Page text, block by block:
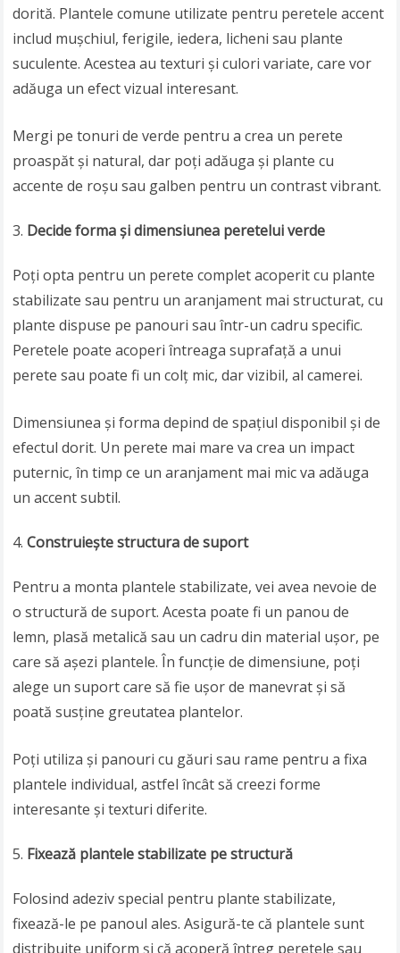
dorită. Plantele comune utilizate pentru peretele accent
includ mușchiul, ferigile, iedera, licheni sau plante
suculente. Acestea au texturi și culori variate, care vor
adăuga un efect vizual interesant.
Mergi pe tonuri de verde pentru a crea un perete
proaspăt și natural, dar poți adăuga și plante cu
accente de roșu sau galben pentru un contrast vibrant.
Decide forma și dimensiunea peretelui verde
Poți opta pentru un perete complet acoperit cu plante
stabilizate sau pentru un aranjament mai structurat, cu
plante dispuse pe panouri sau într-un cadru specific.
Peretele poate acoperi întreaga suprafață a unui
perete sau poate fi un colț mic, dar vizibil, al camerei.
Dimensiunea și forma depind de spațiul disponibil și de
efectul dorit. Un perete mai mare va crea un impact
puternic, în timp ce un aranjament mai mic va adăuga
un accent subtil.
Construiește structura de suport
Pentru a monta plantele stabilizate, vei avea nevoie de
o structură de suport. Acesta poate fi un panou de
lemn, plasă metalică sau un cadru din material ușor, pe
care să așezi plantele. În funcție de dimensiune, poți
alege un suport care să fie ușor de manevrat și să
poată susține greutatea plantelor.
Poți utiliza și panouri cu găuri sau rame pentru a fixa
plantele individual, astfel încât să creezi forme
interesante și texturi diferite.
Fixează plantele stabilizate pe structură
Folosind adeziv special pentru plante stabilizate,
fixează-le pe panoul ales. Asigură-te că plantele sunt
distribuite uniform și că acoperă întreg peretele sau